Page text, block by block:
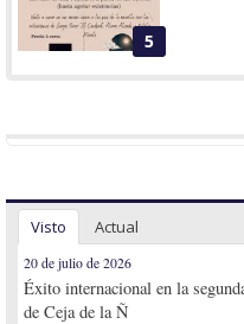
5
Visto Actual
20 de julio de 2026
Éxito internacional en la
de Ceja de la Ñ